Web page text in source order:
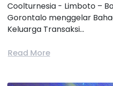
Coolturnesia - Limboto –
Gorontalo menggelar
Keluarga Transaksi...
Read More